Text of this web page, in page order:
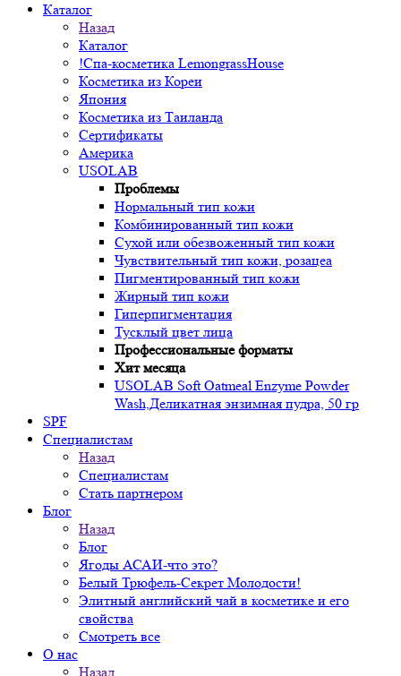
Каталог
Назад
Каталог
!Спа-косметика LemongrassHouse
Косметика из Кореи
Япония
Косметика из Таиланда
Сертификаты
Америка
USOLAB
Проблемы
Нормальный тип кожи
Комбинированный тип кожи
Сухой или обезвоженный тип кожи
Чувствительный тип кожи, розацеа
Пигментированный тип кожи
Жирный тип кожи
Гиперпигментация
Тусклый цвет лица
Профессиональные форматы
Хит месяца
USOLAB Soft Oatmeal Enzyme Powder
Wash,Деликатная энзимная пудра, 50 гр
SPF
Специалистам
Назад
Специалистам
Стать партнером
Блог
Назад
Блог
Ягоды АСАИ-что это?
Белый Трюфель-Секрет Молодости!
Элитный английский чай в косметике и его
свойства
Смотреть все
О нас
Назад